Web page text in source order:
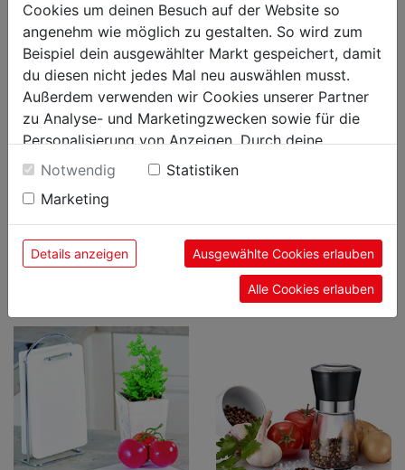
SPIESSE, NADELN,
SCHAUFELN,
PORTIONIERER
ROLLENHALTER
Cookies um deinen Besuch auf der Website so
angenehm wie möglich zu gestalten. So wird zum
Beispiel dein ausgewählter Markt gespeichert, damit
du diesen nicht jedes Mal neu auswählen musst.
Außerdem verwenden wir Cookies unserer Partner
zu Analyse- und Marketingzwecken sowie für die
Personalisierung von Anzeigen. Durch deine
Einwilligung werden die Daten von Drittanbieter,
unter anderem auch in den USA, verarbeitet.
Durch Klick auf "Alle Cookies erlauben" stimmst du
der Verwendung aller Cookies zu. Unter "Details
anzeigen" findest du alle Infos zu den
unterschiedlichen Cookies, unter "Cookies
Konfigurieren" kannst du auswählen, welche Cookies
du zulassen möchtest und welche nicht.
Weitere Informationen findest du in unserer
Datenschutzerklärung
Notwendig
Statistiken
Marketing
Details anzeigen Ausgewählte Cookies erlauben
Alle Cookies erlauben